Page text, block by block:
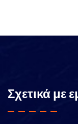
Σχετικά με